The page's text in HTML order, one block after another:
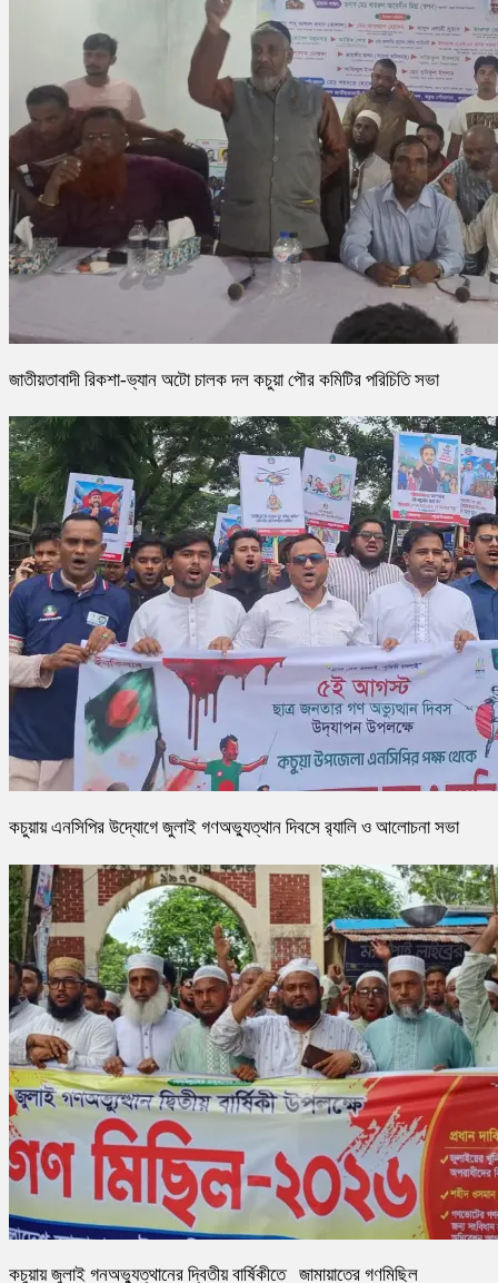
জাতীয়তাবাদী রিকশা-ভ্যান অটো চালক দল কচুয়া পৌর কমিটির পরিচিতি সভা
কচুয়ায় এনসিপির উদ্যোগে জুলাই গণঅভ্যুত্থান দিবসে র‌্যালি ও আলোচনা সভা
কচুয়ায় জুলাই গনঅভ্যুত্থানের দ্বিতীয় বার্ষিকীতে জামায়াতের গণমিছিল